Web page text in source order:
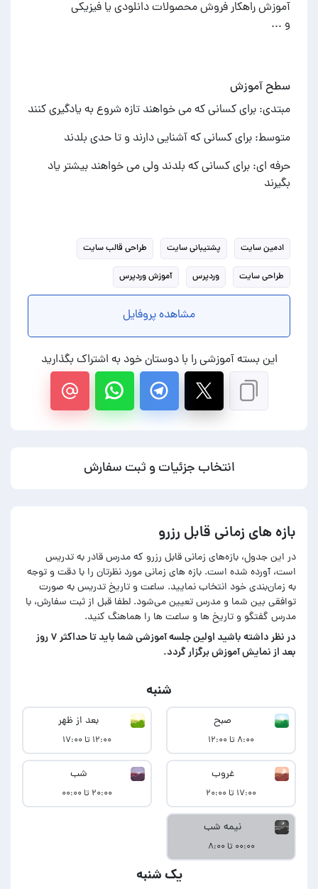
و ...
سطح آموزش
مبتدی: برای کسانی که می خواهند تازه شروع به یادگیری کنند
متوسط: برای کسانی که آشنایی دارند و تا حدی بلدند
حرفه ای: برای کسانی که بلدند ولی می خواهند بیشتر یاد
بگیرند
ادمین سایت پشتیبانی سایت طراحی قالب سایت
طراحی سایت وردپرس آموزش وردپرس
مشاهده پروفایل
این بسته آموزشی را با دوستان خود به اشتراک بگذارید
انتخاب جزئیات و ثبت سفارش
بازه های زمانی قابل رزرو
در این جدول، بازه‌های زمانی قابل رزرو که مدرس قادر به تدریس
است، آورده شده است. بازه های زمانی مورد نظرتان را با دقت و توجه
به زمان‌بندی خود انتخاب نمایید. ساعت و تاریخ تدریس به صورت
توافقی بین شما و مدرس تعیین می‌شود. لطفا قبل از ثبت سفارش، با
مدرس گفتگو و تاریخ ها و ساعت ها را هماهنگ کنید.
در‌ نظر داشته باشید اولین جلسه آموزشی شما باید تا حداکثر ۷ روز
بعد از نمایش آموزش برگزار گردد.
شنبه
صبح
۸:۰۰ تا ۱۲:۰۰
بعد از ظهر
۱۲:۰۰ تا ۱۷:۰۰
غروب
۱۷:۰۰ تا ۲۰:۰۰
شب
۲۰:۰۰ تا ۰۰:۰۰
نیمه شب
۰۰:۰۰ تا ۸:۰۰
یک شنبه